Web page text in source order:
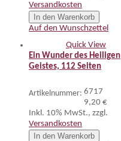
Versandkosten
In den Warenkorb
Auf den Wunschzettel
Quick View
Ein Wunder des Heiligen
Geistes, 112 Seiten
Artikelnummer: 6717
9,20 €
Inkl. 10% MwSt., zzgl.
Versandkosten
In den Warenkorb